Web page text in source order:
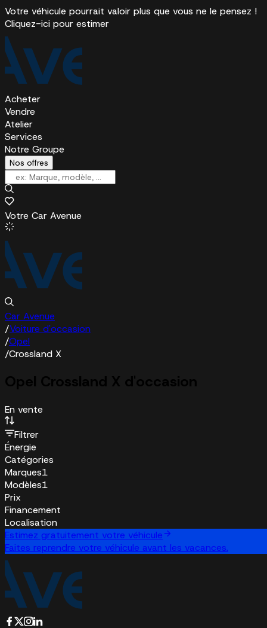
Votre véhicule pourrait valoir plus que vous ne le pensez !
Cliquez-ici pour estimer
Acheter
Vendre
Atelier
Services
Notre Groupe
Nos offres
Votre Car Avenue
Car Avenue
/Voiture d'occasion
/Opel
/Crossland X
En vente
Filtrer
Énergie
Catégories
Marques1
Modèles1
Prix
Financement
Localisation
Estimez gratuitement votre véhicule
Faites reprendre votre véhicule avant les vacances.